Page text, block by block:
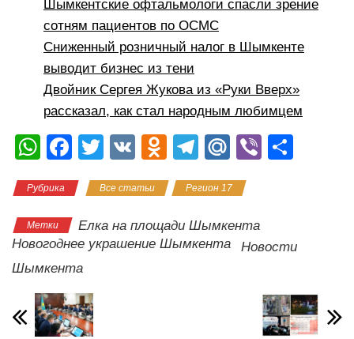
Шымкентские офтальмологи спасли зрение
сотням пациентов по ОСМС
Сниженный розничный налог в Шымкенте
выводит бизнес из тени
Двойник Сергея Жукова из «Руки Вверх»
рассказал, как стал народным любимцем
W
at
s
A
p
p
F
c
e
b
o
o
k
T
tt
er
V
O
n
o
kl
T
e
gr
a
M
.R
u
Vi
в
ть
Рубрика Все статьи Регион 17
Метки
Елка на площади Шымкента
Новогоднее украшение Шымкента
Новости
Шымкента